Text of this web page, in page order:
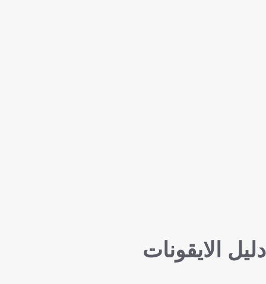
دليل الايقونات